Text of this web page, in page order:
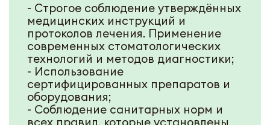
- Строгое соблюдение утверждённых
медицинских инструкций и
протоколов лечения. Применение
современных стоматологических
технологий и методов диагностики;
- Использование
сертифицированных препаратов и
оборудования;
- Соблюдение санитарных норм и